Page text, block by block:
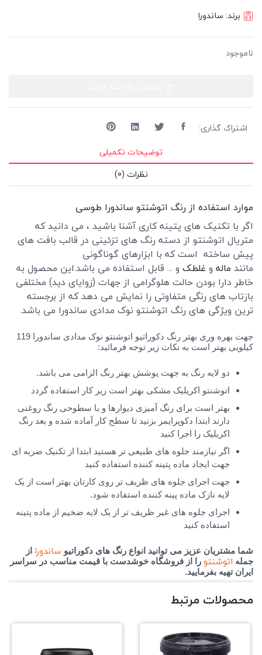
برند: ساندورا
ناموجود
اشتراک گذاری:
توضیحات تکمیلی
نظرات (0)
موارد استفاده از رنگ اتوشنتو ساندورا طوسی
اگر با تکنیک های پتینه کاری آشنا باشید ، می دانید که
متریال اتوشنتو از دسته رنگ های تزئینی در قالب بافت های
پیش ساخته است که با ابزارهای گوناگونی
مانند ماله و غلطک و ... قابل استفاده می باشد.این محصول به
خاطر دارا بودن حالت هلوگرامی از جهات (زوایای دید) مختلفی
بازتاب های رنگی متفاوتی را نمایش می دهد که از برجسته
ترین ویژگی های رنگ اتوشنتو نوک مدادی ساندورا می باشد.
جهت بهره وری بهتر رنگ دکوراتیو اتوشنتو نوک مدادی ساندورا 119
کیلویی بهتر است به نکات زیر توجه فرمائید:
دو لایه رنگ به جهت پوشش بهتر رنگ الزامی می باشد.
اتوشنتو اکریلیک مشکی بهتر است زیر کار استفاده گردد
بهتر است برای رنگ آمیزی دیوارها و یا سطوحی رنگ روغنی
دارند ابتدا دکوپرایمر بزنید تا سطح کار آماده شده و بعد رنگ
اکریلیک را اجرا کنید
اگر نیازمند جلوه های طبیعی تر هستید ابتدا از تکنیک ضربه ای
جهت ایجاد ماده پتینه کننده استفاده کنید
جهت اجرای جلوه های ظریف تر روی کارتان بهتر است از یک
لایه نازک ماده پینه کننده استفاده شود.
اجرای جلوه های غیر ظریف تر از یک لایه ضخیم از ماده پتینه
استفاده کنید
شما مشتریان عزیز می توانید انواع رنگ های دکوراتیو ساندورا از
جمله اتوشنتو را از فروشگاه خوشدست با قیمت مناسب در سراسر
ایران تهیه بفرمایید.
محصولات مرتبط